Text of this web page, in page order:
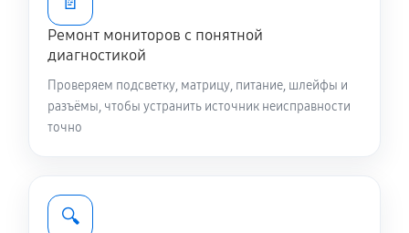
Ремонт мониторов с понятной
диагностикой
Проверяем подсветку, матрицу, питание, шлейфы и
разъёмы, чтобы устранить источник неисправности
точно
🔍